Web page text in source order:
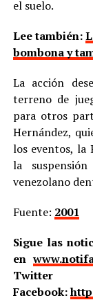
el suelo.
Lee también:
bombona y
La acción
terreno de
para otros
Hernández,
los eventos, la
la
venezolano
Fuente: 2001
Sigue las
en
Facebook: